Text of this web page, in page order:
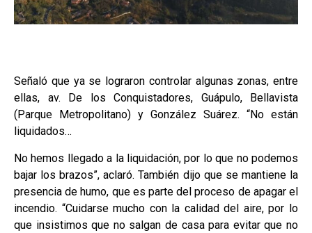
Señaló que ya se lograron controlar algunas zonas, entre
ellas, av. De los Conquistadores, Guápulo, Bellavista
(Parque Metropolitano) y González Suárez. “No están
liquidados…
No hemos llegado a la liquidación, por lo que no podemos
bajar los brazos”, aclaró. También dijo que se mantiene la
presencia de humo, que es parte del proceso de apagar el
incendio. “Cuidarse mucho con la calidad del aire, por lo
que insistimos que no salgan de casa para evitar que no